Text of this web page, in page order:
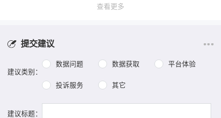
查看更多
提交建议
建议类别：
数据问题 数据获取 平台体验
投诉服务 其它
建议标题：